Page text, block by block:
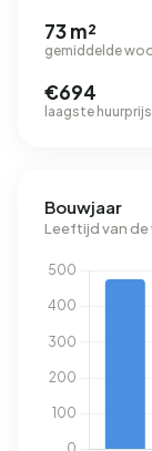
73 m²
gemiddelde
€694
laagste
Bouwjaar
Leeftijd van